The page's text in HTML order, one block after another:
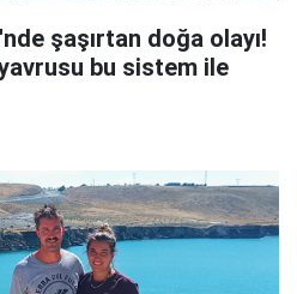
şaşırtan doğa olayı!
bu sistem ile